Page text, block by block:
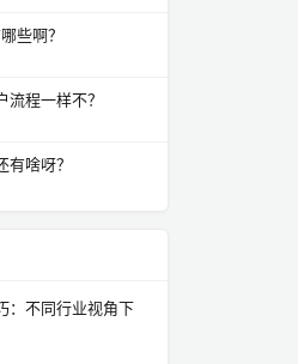
些啊？
程一样不？
啥呀？
：不同行业视角下